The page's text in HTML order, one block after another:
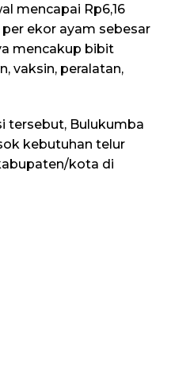
mencapai Rp6,16
ekor ayam sebesar
mencakup bibit
vaksin, peralatan,
tersebut, Bulukumba
kebutuhan telur
kota di